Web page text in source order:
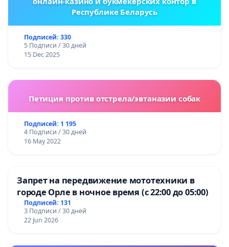
Республике Беларусь
Подписей: 330
5 Подписи / 30 дней
15 Dec 2025
Петиция против отстрела/эвтаназии собак
Подписей: 1 195
4 Подписи / 30 дней
16 May 2022
Запрет на передвижение мототехники в
городе Орле в ночное время (с 22:00 до 05:00)
Подписей: 131
3 Подписи / 30 дней
22 Jun 2026